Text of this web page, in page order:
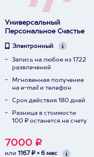
Универсальный
Персональное Счастье
Электронный
Запись на любое из 1722
развлечений
Мгновенная получение
на e-mail и телефон
Срок действия 180 дней
Разница в стоимости
100 ₽ останется на счету
7000 ₽
или 1167 ₽ × 6 мес